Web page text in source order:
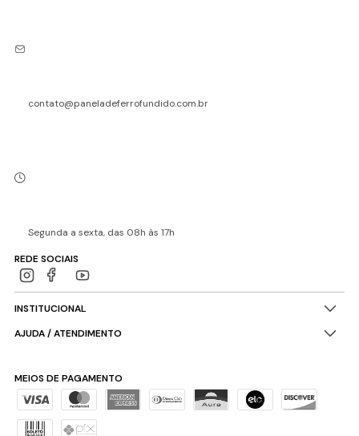
contato@paneladeferrofundido.com.br
Segunda a sexta, das 08h às 17h
REDE SOCIAIS
INSTITUCIONAL
AJUDA / ATENDIMENTO
MEIOS DE PAGAMENTO